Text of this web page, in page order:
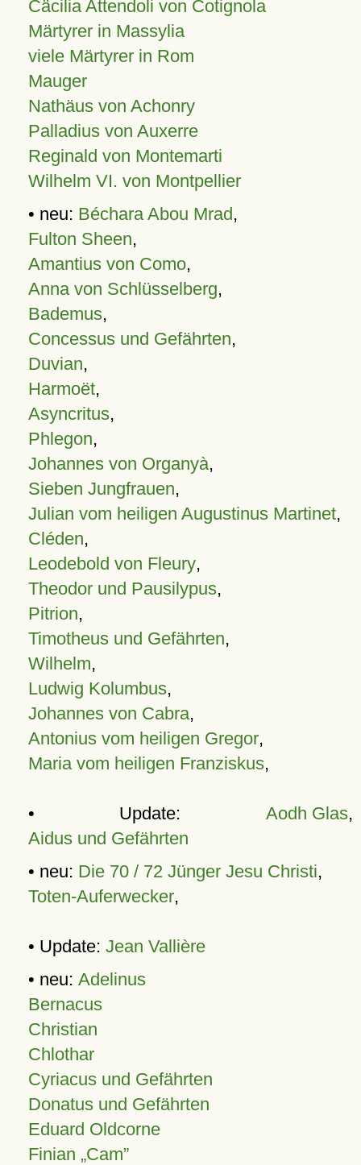
Cäcilia Attendoli von Cotignola
Märtyrer in Massylia
viele Märtyrer in Rom
Mauger
Nathäus von Achonry
Palladius von Auxerre
Reginald von Montemarti
Wilhelm VI. von Montpellier
• neu: Béchara Abou Mrad,
Fulton Sheen,
Amantius von Como,
Anna von Schlüsselberg,
Bademus,
Concessus und Gefährten,
Duvian,
Harmoët,
Asyncritus,
Phlegon,
Johannes von Organyà,
Sieben Jungfrauen,
Julian vom heiligen Augustinus Martinet,
Cléden,
Leodebold von Fleury,
Theodor und Pausilypus,
Pitrion,
Timotheus und Gefährten,
Wilhelm,
Ludwig Kolumbus,
Johannes von Cabra,
Antonius vom heiligen Gregor,
Maria vom heiligen Franziskus,
• Update: Aodh Glas,
Aidus und Gefährten
• neu: Die 70 / 72 Jünger Jesu Christi,
Toten-Auferwecker,
• Update: Jean Vallière
• neu: Adelinus
Bernacus
Christian
Chlothar
Cyriacus und Gefährten
Donatus und Gefährten
Eduard Oldcorne
Finian Cam